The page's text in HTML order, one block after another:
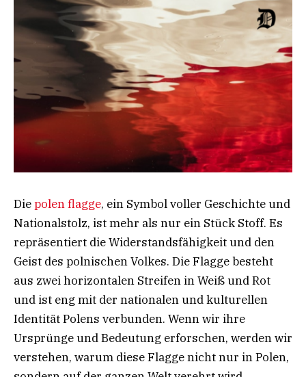
Diepolen flagge, ein Symbol voller Geschichte und
Nationalstolz, ist mehr als nur ein Stück Stoff. Es
repräsentiert die Widerstandsfähigkeit und den
Geist des polnischen Volkes. Die Flagge besteht
aus zwei horizontalen Streifen in Weiß und Rot
und ist eng mit der nationalen und kulturellen
Identität Polens verbunden. Wenn wir ihre
Ursprünge und Bedeutung erforschen, werden wir
verstehen, warum diese Flagge nicht nur in Polen,